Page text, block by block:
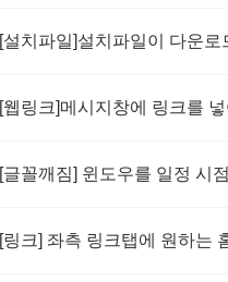
[설치파일]설치파일이 다운로
[웹링크]메시지창에 링크를
[글꼴깨짐] 윈도우를 일정 시
[링크] 좌측 링크탭에 원하는